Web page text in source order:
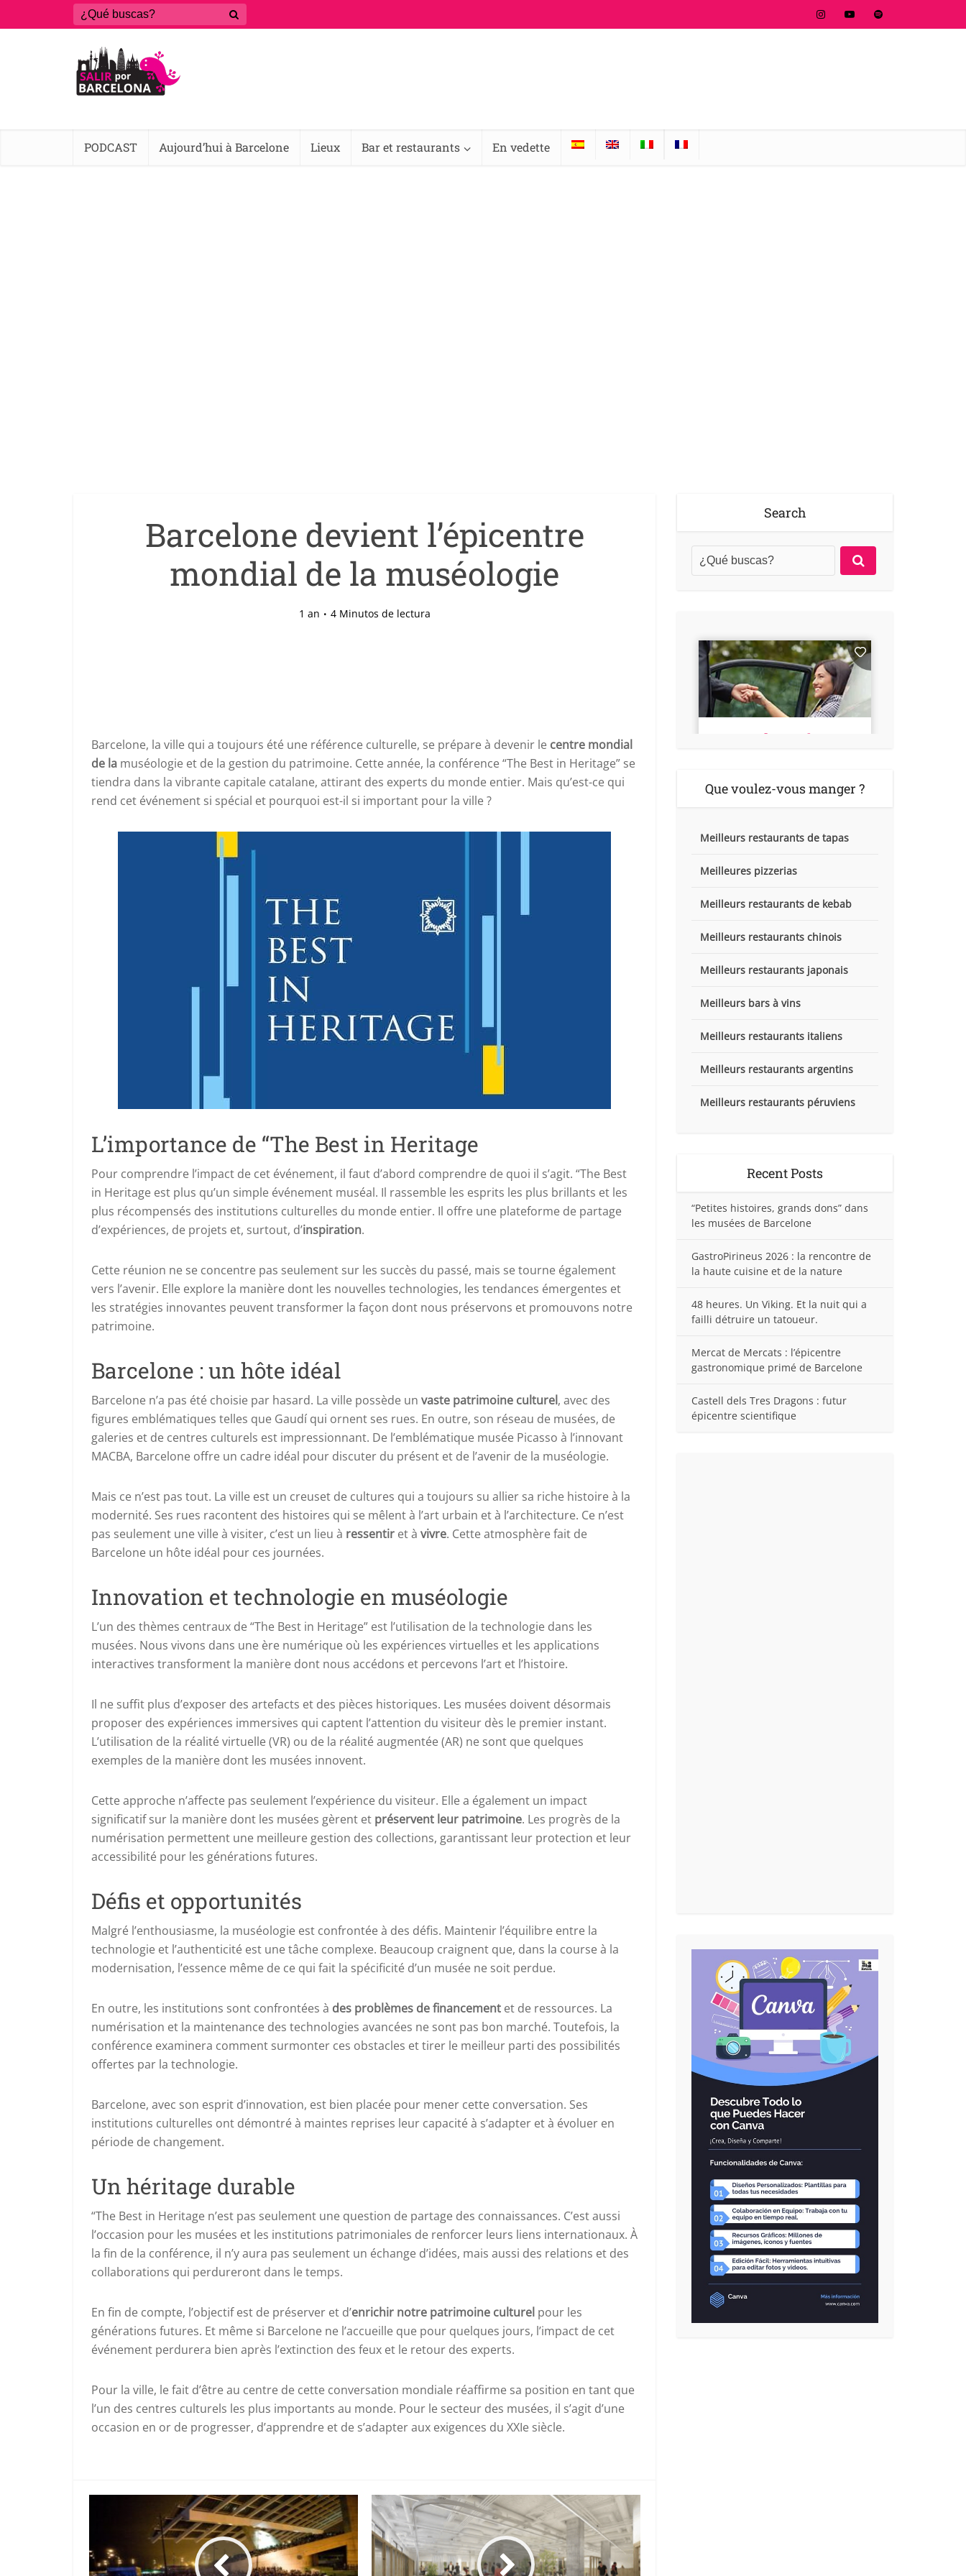
PODCAST Aujourd’hui à Barcelone Lieux Bar et restaurants En vedette
Barcelone devient l’épicentre
mondial de la muséologie
1 an 4 Minutos de lectura
Barcelone, la ville qui a toujours été une référence culturelle, se prépare à devenir le centre mondial
de la muséologie et de la gestion du patrimoine. Cette année, la conférence “The Best in Heritage” se
tiendra dans la vibrante capitale catalane, attirant des experts du monde entier. Mais qu’est-ce qui
rend cet événement si spécial et pourquoi est-il si important pour la ville ?
L’importance de “The Best in Heritage
Pour comprendre l’impact de cet événement, il faut d’abord comprendre de quoi il s’agit. “The Best
in Heritage est plus qu’un simple événement muséal. Il rassemble les esprits les plus brillants et les
plus récompensés des institutions culturelles du monde entier. Il offre une plateforme de partage
d’expériences, de projets et, surtout, d’inspiration.
Cette réunion ne se concentre pas seulement sur les succès du passé, mais se tourne également
vers l’avenir. Elle explore la manière dont les nouvelles technologies, les tendances émergentes et
les stratégies innovantes peuvent transformer la façon dont nous préservons et promouvons notre
patrimoine.
Barcelone : un hôte idéal
Barcelone n’a pas été choisie par hasard. La ville possède un vaste patrimoine culturel, avec des
figures emblématiques telles que Gaudí qui ornent ses rues. En outre, son réseau de musées, de
galeries et de centres culturels est impressionnant. De l’emblématique musée Picasso à l’innovant
MACBA, Barcelone offre un cadre idéal pour discuter du présent et de l’avenir de la muséologie.
Mais ce n’est pas tout. La ville est un creuset de cultures qui a toujours su allier sa riche histoire à la
modernité. Ses rues racontent des histoires qui se mêlent à l’art urbain et à l’architecture. Ce n’est
pas seulement une ville à visiter, c’est un lieu à ressentir et à vivre. Cette atmosphère fait de
Barcelone un hôte idéal pour ces journées.
Innovation et technologie en muséologie
L’un des thèmes centraux de “The Best in Heritage” est l’utilisation de la technologie dans les
musées. Nous vivons dans une ère numérique où les expériences virtuelles et les applications
interactives transforment la manière dont nous accédons et percevons l’art et l’histoire.
Il ne suffit plus d’exposer des artefacts et des pièces historiques. Les musées doivent désormais
proposer des expériences immersives qui captent l’attention du visiteur dès le premier instant.
L’utilisation de la réalité virtuelle (VR) ou de la réalité augmentée (AR) ne sont que quelques
exemples de la manière dont les musées innovent.
Cette approche n’affecte pas seulement l’expérience du visiteur. Elle a également un impact
significatif sur la manière dont les musées gèrent et préservent leur patrimoine. Les progrès de la
numérisation permettent une meilleure gestion des collections, garantissant leur protection et leur
accessibilité pour les générations futures.
Défis et opportunités
Malgré l’enthousiasme, la muséologie est confrontée à des défis. Maintenir l’équilibre entre la
technologie et l’authenticité est une tâche complexe. Beaucoup craignent que, dans la course à la
modernisation, l’essence même de ce qui fait la spécificité d’un musée ne soit perdue.
En outre, les institutions sont confrontées à des problèmes de financement et de ressources. La
numérisation et la maintenance des technologies avancées ne sont pas bon marché. Toutefois, la
conférence examinera comment surmonter ces obstacles et tirer le meilleur parti des possibilités
offertes par la technologie.
Barcelone, avec son esprit d’innovation, est bien placée pour mener cette conversation. Ses
institutions culturelles ont démontré à maintes reprises leur capacité à s’adapter et à évoluer en
période de changement.
Un héritage durable
“The Best in Heritage n’est pas seulement une question de partage des connaissances. C’est aussi
l’occasion pour les musées et les institutions patrimoniales de renforcer leurs liens internationaux. À
la fin de la conférence, il n’y aura pas seulement un échange d’idées, mais aussi des relations et des
collaborations qui perdureront dans le temps.
En fin de compte, l’objectif est de préserver et d’enrichir notre patrimoine culturel pour les
générations futures. Et même si Barcelone ne l’accueille que pour quelques jours, l’impact de cet
événement perdurera bien après l’extinction des feux et le retour des experts.
Pour la ville, le fait d’être au centre de cette conversation mondiale réaffirme sa position en tant que
l’un des centres culturels les plus importants au monde. Pour le secteur des musées, il s’agit d’une
occasion en or de progresser, d’apprendre et de s’adapter aux exigences du XXIe siècle.
Search
Que voulez-vous manger ?
Meilleurs restaurants de tapas
Meilleures pizzerias
Meilleurs restaurants de kebab
Meilleurs restaurants chinois
Meilleurs restaurants japonais
Meilleurs bars à vins
Meilleurs restaurants italiens
Meilleurs restaurants argentins
Meilleurs restaurants péruviens
Recent Posts
“Petites histoires, grands dons” dans
les musées de Barcelone
GastroPirineus 2026 : la rencontre de
la haute cuisine et de la nature
48 heures. Un Viking. Et la nuit qui a
failli détruire un tatoueur.
Mercat de Mercats : l’épicentre
gastronomique primé de Barcelone
Castell dels Tres Dragons : futur
épicentre scientifique